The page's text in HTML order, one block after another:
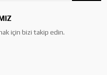
için bizi takip edin.